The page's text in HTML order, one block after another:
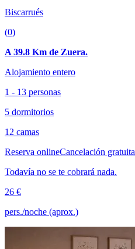
Biscarrués
(0)
A 39.8 Km de Zuera.
Alojamiento entero
1 - 13 personas
5 dormitorios
12 camas
Reserva onlineCancelación gratuita
Todavía no se te cobrará nada.
26 €
pers./noche (aprox.)